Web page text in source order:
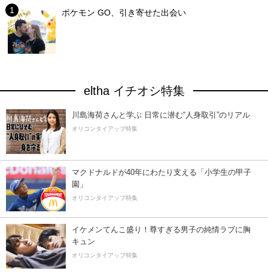
ポケモン GO、引き寄せた出会い
eltha イチオシ特集
川島海荷さんと学ぶ 日常に潜む“人身取引”のリアル
オリコンタイアップ特集
マクドナルドが40年にわたり支える「小学生の甲子
園」
オリコンタイアップ特集
イケメンてんこ盛り！尊すぎる男子の純情ラブに胸
キュン
オリコンタイアップ特集